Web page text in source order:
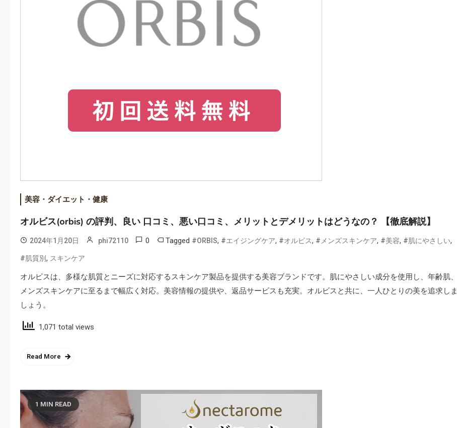
美容・ダイエット・健康
オルビス(orbis) の評判、良い 口コミ、悪い口コミ、メリットとデメリットはどうなの？ 【徹底解説】
2024年1月20日 phi72110 0 Tagged #ORBIS, #エイジングケア, #オルビス, #メンズスキンケア, #美容, #肌にやさしい,
#肌質別, スキンケア
オルビスは、多様な肌質とニーズに対応するスキンケア製品を提供する美容ブランドです。肌にやさしい成分を使用し、年齢肌、
メンズスキンケアに至るまで幅広く対応。美容情報の提供や、返品サービスも充実。オルビスと共に、一人ひとりの美を追求しま
しょう。
1,071 total views
Read More
1 MIN READ